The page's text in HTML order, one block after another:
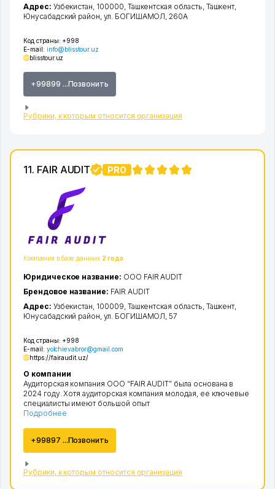
Код страны: +998
E-mail: info@blisstour.uz
blisstour.uz
+99899 ...Позвонить
Рубрики, к которым относится организация
Адрес: Узбекистан, 100000, Ташкентская область Ташкент
Юнусабадский район ,ул. БОГИШАМОЛ , 260А
11. FAIR AUDIT PRO
Компания в базе данных 2 года
Код страны: +998
E-mail: yolchievabror@gmail.com
https://fairaudit.uz/
О компании
Аудиторская компания OOO “FAIR AUDIT” была основана в
2024 году. Хотя аудиторская компания молодая, ее ключевые
специалисты имеют большой опыт
Подробнее
+99897 ...Позвонить
Рубрики, к которым относится организация
Юридическое название: ООО FAIR AUDIT
Брендовое название: FAIR AUDIT
Адрес: Узбекистан, 100009, Ташкентская область Ташкент
Юнусабадский район ,ул. БОГИШАМОЛ , 57